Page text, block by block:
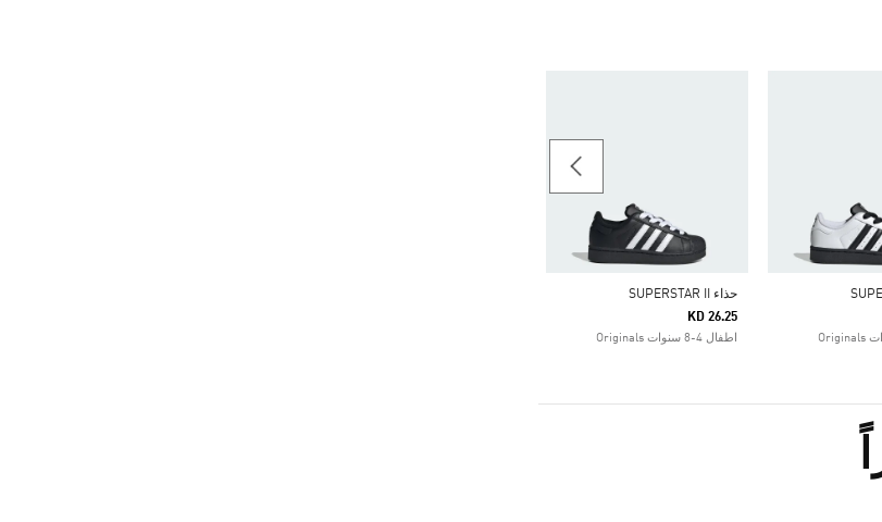
حذاء SUPERSTAR II
KD 26.25
اطفال 4-8 سنوات Originals